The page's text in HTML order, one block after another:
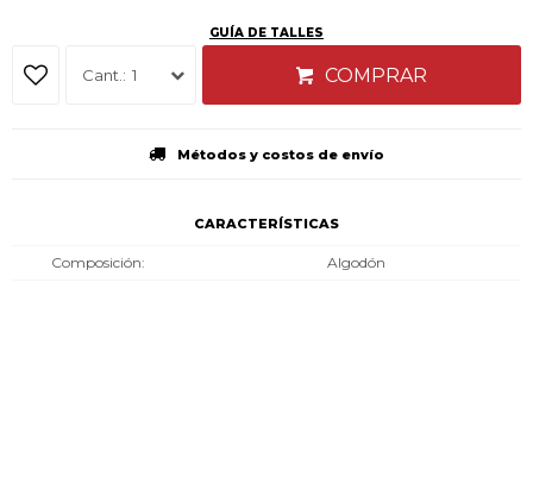
GUÍA DE TALLES
1 COMPRAR
Métodos y costos de envío
CARACTERÍSTICAS
Composición Algodón